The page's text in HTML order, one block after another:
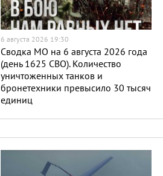
6 августа 2026 19:30
Сводка МО на 6 августа 2026 года
(день 1625 СВО). Количество
уничтоженных танков и
бронетехники превысило 30 тысяч
единиц